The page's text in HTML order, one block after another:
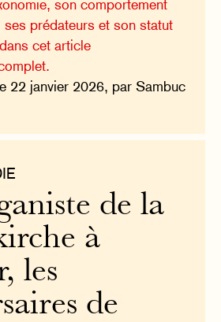
son comportement
ses prédateurs et son statut
cet article
22 janvier 2026, par Sambuc
de la
à
les
de